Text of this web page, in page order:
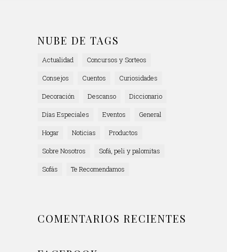
NUBE DE TAGS
Actualidad
Concursos y Sorteos
Consejos
Cuentos
Curiosidades
Decoración
Descanso
Diccionario
Días Especiales
Eventos
General
Hogar
Noticias
Productos
Sobre Nosotros
Sofá, peli y palomitas
Sofás
Te Recomendamos
COMENTARIOS RECIENTES